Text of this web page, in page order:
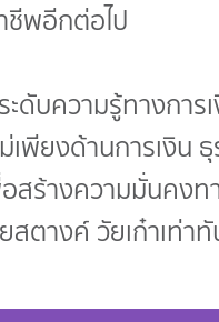
ชีพอีกต่อไป
ดับความรู้ทางการ
พียงด้านการเงิน
สร้างความมั่นคงท
ตางค์ วัยเก๋าเท่าทั